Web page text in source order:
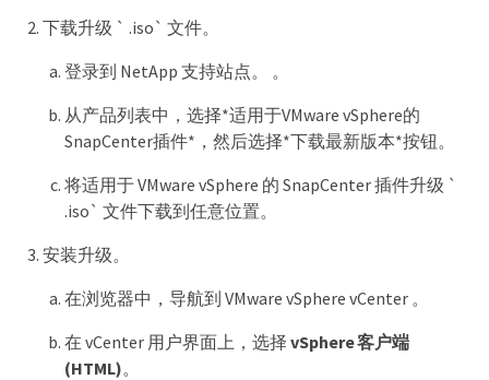
下载升级 ` .iso` 文件。
登录到 NetApp 支持站点。 。
从产品列表中，选择*适用于VMware vSphere的
SnapCenter插件*，然后选择*下载最新版本*按钮。
将适用于 VMware vSphere 的 SnapCenter 插件升级 `
.iso` 文件下载到任意位置。
安装升级。
在浏览器中，导航到 VMware vSphere vCenter 。
在 vCenter 用户界面上，选择 vSphere 客户端
(HTML)。